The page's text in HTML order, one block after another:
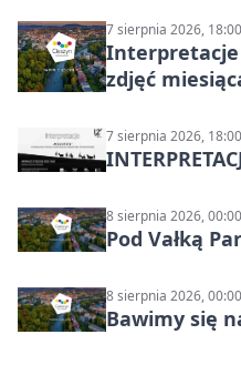
7 sierpnia 2026, 18:00
Interpretacje
zdjęć
7 sierpnia 2026, 18:00
8 sierpnia 2026, 00:00
Pod Vałką
8 sierpnia 2026, 00:00
Bawimy się